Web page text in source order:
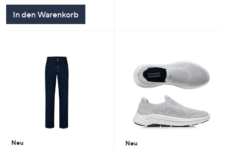
In den Warenkorb
Neu
Neu